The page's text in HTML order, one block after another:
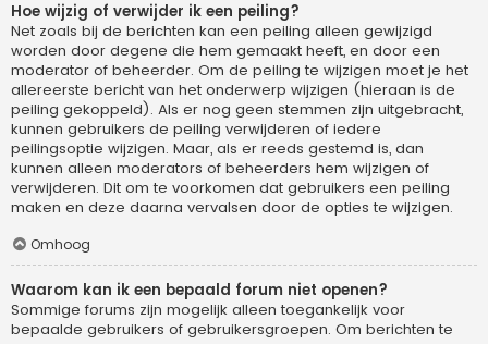
Hoe wijzig of verwijder ik een peiling?
Net zoals bij de berichten kan een peiling alleen gewijzigd
worden door degene die hem gemaakt heeft, en door een
moderator of beheerder. Om de peiling te wijzigen moet je het
allereerste bericht van het onderwerp wijzigen (hieraan is de
peiling gekoppeld). Als er nog geen stemmen zijn uitgebracht,
kunnen gebruikers de peiling verwijderen of iedere
peilingsoptie wijzigen. Maar, als er reeds gestemd is, dan
kunnen alleen moderators of beheerders hem wijzigen of
verwijderen. Dit om te voorkomen dat gebruikers een peiling
maken en deze daarna vervalsen door de opties te wijzigen.
Omhoog
Waarom kan ik een bepaald forum niet openen?
Sommige forums zijn mogelijk alleen toegankelijk voor
bepaalde gebruikers of gebruikersgroepen. Om berichten te